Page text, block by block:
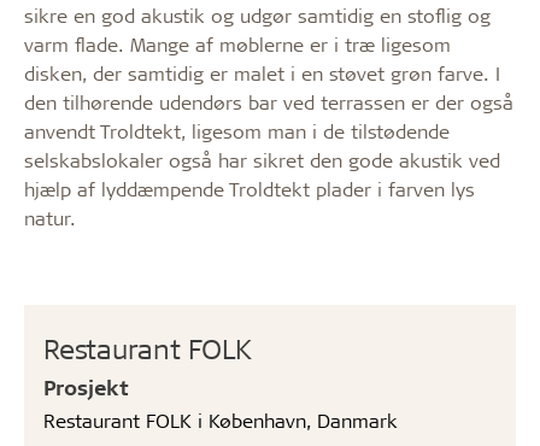
Restaurant FOLK
Prosjekt
Restaurant FOLK i København, Danmark
sikre en god akustik og udgør samtidig en stoflig og
varm flade. Mange af møblerne er i træ ligesom
disken, der samtidig er malet i en støvet grøn farve. I
den tilhørende udendørs bar ved terrassen er der også
anvendt Troldtekt, ligesom man i de tilstødende
selskabslokaler også har sikret den gode akustik ved
hjælp af lyddæmpende Troldtekt plader i farven lys
natur.